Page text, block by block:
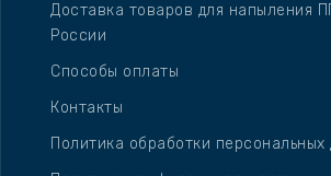
Доставка товаров для напыления
России
Способы оплаты
Контакты
Политика обработки персональных